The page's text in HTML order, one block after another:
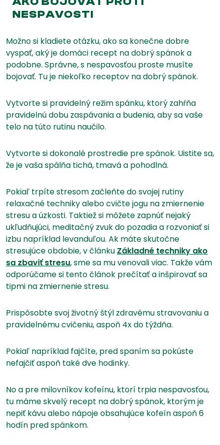
NESPAVOSTI
Možno si kladiete otázku, ako sa konečne dobre
vyspať, aký je domáci recept na dobrý spánok a
podobne. Správne, s nespavosťou proste musíte
bojovať. Tu je niekoľko receptov na dobrý spánok.
Vytvorte si pravidelný režim spánku, ktorý zahŕňa
pravidelnú dobu zaspávania a budenia, aby sa vaše
telo na túto rutinu naučilo.
Vytvorte si dokonalé prostredie pre spánok. Uistite sa,
že je vaša spálňa tichá, tmavá a pohodlná.
Pokiaľ trpíte stresom začleňte do svojej rutiny
relaxačné techniky alebo cvičte jogu na zmiernenie
stresu a úzkosti. Taktiež si môžete zapnúť nejaký
ukľudňujúci, meditačný zvuk do pozadia a rozvoniať si
izbu napríklad levanduľou. Ak máte skutočne
stresujúce obdobie, v článku Základné techniky ako
sa zbaviť stresu, sme sa mu venovali viac. Takže vám
odporúčame si tento článok prečítať a inšpirovať sa
tipmi na zmiernenie stresu.
Prispôsobte svoj životný štýl zdravému stravovaniu a
pravidelnému cvičeniu, aspoň 4x do týždňa.
Pokiaľ napríklad fajčíte, pred spaním sa pokúste
nefajčiť aspoň také dve hodinky.
No a pre milovníkov kofeínu, ktorí trpia nespavosťou,
tu máme skvelý recept na dobrý spánok, ktorým je
nepiť kávu alebo nápoje obsahujúce kofeín aspoň 6
hodín pred spánkom.